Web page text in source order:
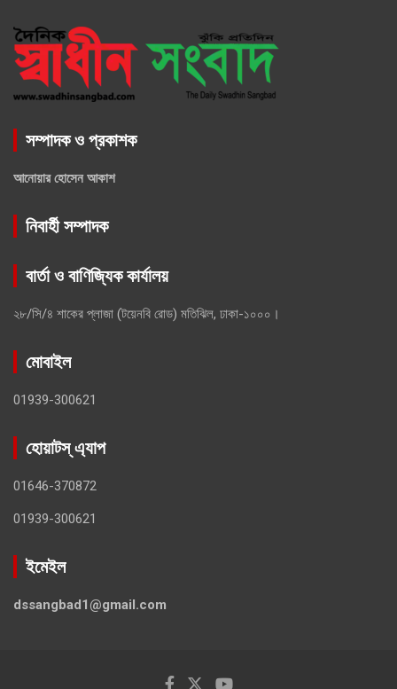
সম্পাদক ও প্রকাশক
আনোয়ার হোসেন আকাশ
নিবার্হী সম্পাদক
বার্তা ও বাণিজ্যিক কার্যালয়
২৮/সি/৪ শাকের প্লাজা (টয়েনবি রোড) মতিঝিল, ঢাকা-১০০০।
মোবাইল
01939-300621
হোয়াটস্ এ্যাপ
01646-370872
01939-300621
ইমেইল
dssangbad1@gmail.com